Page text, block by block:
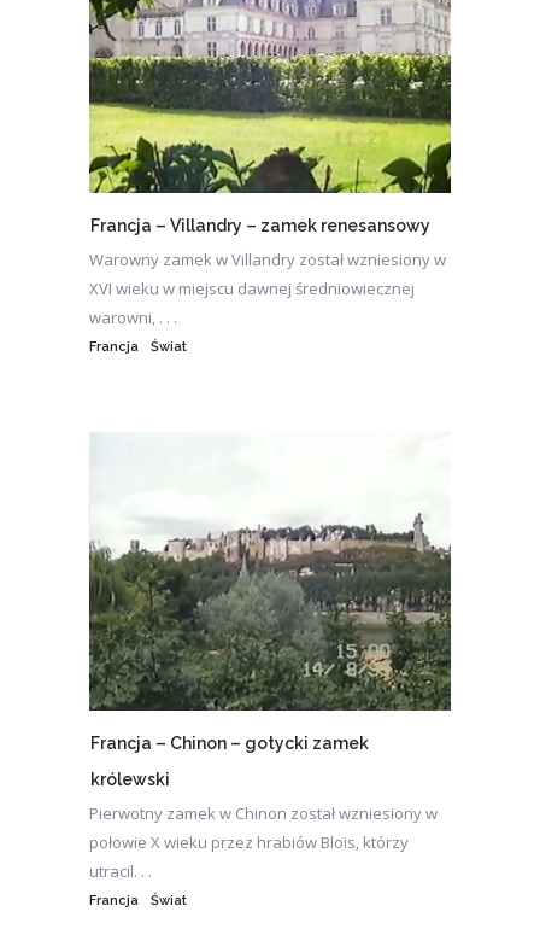
Francja – Villandry – zamek renesansowy
Warowny zamek w Villandry został wzniesiony w
XVI wieku w miejscu dawnej średniowiecznej
warowni, . . .
Francja Świat
Francja – Chinon – gotycki zamek
królewski
Pierwotny zamek w Chinon został wzniesiony w
połowie X wieku przez hrabiów Blois, którzy
utracil. . .
Francja Świat